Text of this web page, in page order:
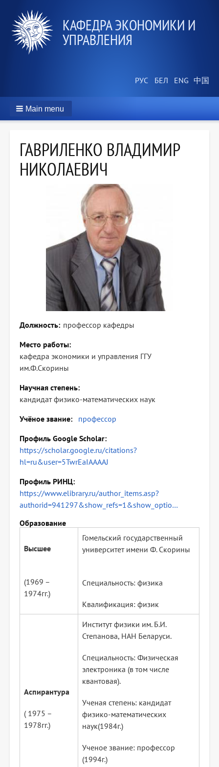
КАФЕДРА ЭКОНОМИКИ И
УПРАВЛЕНИЯ
Main menu
ГАВРИЛЕНКО ВЛАДИМИР
НИКОЛАЕВИЧ
Должность профессор кафедры
Место работы
кафедра экономики и управления ГГУ
им.Ф.Скорины
Научная степень
кандидат физико-математических наук
Учёное звание
профессор
Профиль Google Scholar
https://scholar.google.ru/citations?
hl=ru&user=5TwrEaIAAAAJ
Профиль РИНЦ
https://www.elibrary.ru/author_items.asp?
authorid=941297&show_refs=1&show_optio…
Образование
Высшее
(1969 –
1974гг.)
Гомельский государственный
университет имени Ф. Скорины
Специальность: физика
Квалификация: физик
Аспирантура
( 1975 –
1978гг.)
Институт физики им. Б.И.
Степанова, НАН Беларуси.
Специальность: Физическая
электроника (в том числе
квантовая).
Ученая степень: кандидат
физико-математических
наук(1984г.)
Ученое звание: профессор
(1994г.)